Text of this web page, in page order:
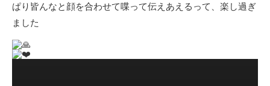
ぱり皆んなと顔を合わせて喋って伝えあえるって、楽し過ぎ
ました